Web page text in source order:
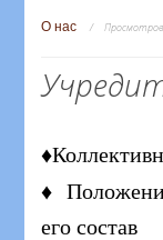
О нас
♦
его состав